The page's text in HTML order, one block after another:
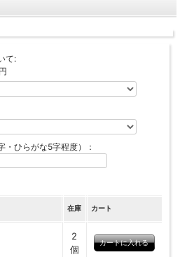
て:
・ひらがな5字程度）：
在庫 カート
2
個